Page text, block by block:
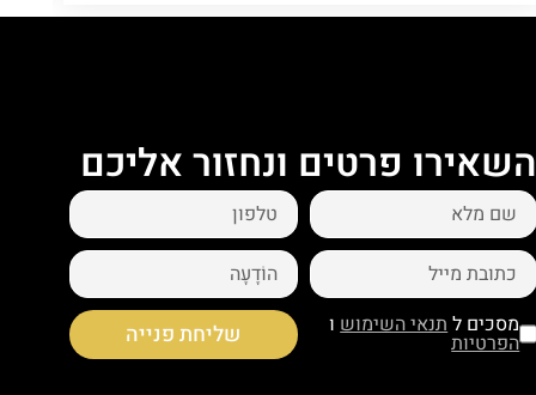
השאירו פרטים ונחזור אליכם
מסכים לתנאי השימושו
הפרטיות שליחת פנייה